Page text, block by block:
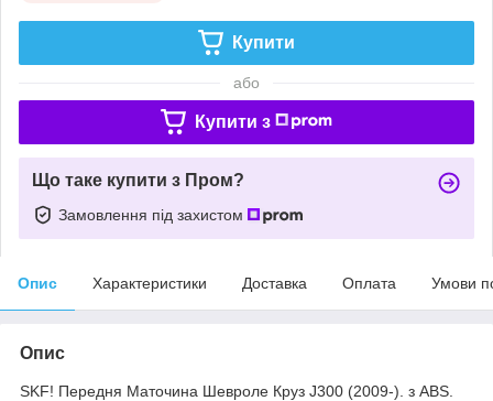
Купити
або
Купити з
Що таке купити з Пром?
Замовлення під захистом
Опис Характеристики Доставка Оплата Умови
Опис
SKF! Передня Маточина Шевроле Круз J300 (2009-). з ABS.